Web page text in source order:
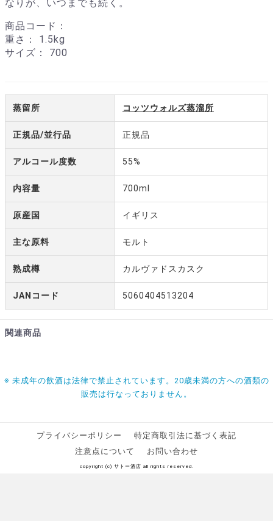
なりが、いつまでも続く。
商品コード：
重さ： 1.5kg
サイズ： 700
蒸留所 コッツウォルズ蒸溜所
正規品/並行品 正規品
アルコール度数 55%
内容量 700ml
原産国 イギリス
主な原料 モルト
熟成樽 カルヴァドスカスク
JANコード 5060404513204
関連商品
※ 未成年の飲酒は法律で禁止されています。20歳未満の方への酒類の
販売は行なっておりません。
プライバシーポリシー
特定商取引法に基づく表記
注意点について
お問い合わせ
copyright (c) サトー酒店 all rights reserved.